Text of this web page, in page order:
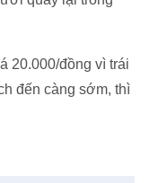
20.000/đồng vì trái
đến càng sớm, thì